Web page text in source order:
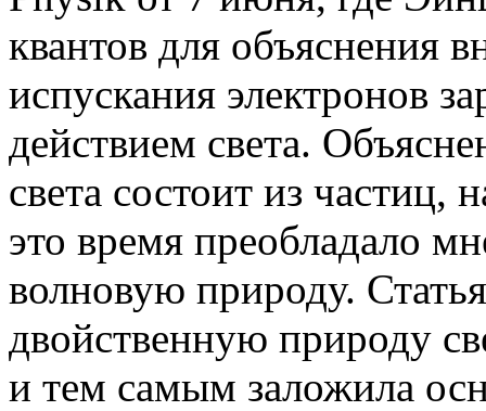
квантов для объяснения
испускания электронов
действием света.
света состоит из частиц,
это время преобладало
волновую природу.
двойственную природу
и тем самым заложила